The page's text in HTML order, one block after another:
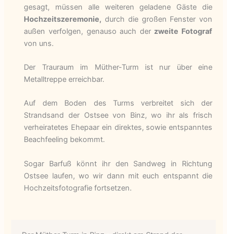
gesagt, müssen alle weiteren geladene Gäste die
Hochzeitszeremonie, durch die großen Fenster von
außen verfolgen, genauso auch der zweite Fotograf
von uns.
Der Trauraum im Müther-Turm ist nur über eine
Metalltreppe erreichbar.
Auf dem Boden des Turms verbreitet sich der
Strandsand der Ostsee von Binz, wo ihr als frisch
verheiratetes Ehepaar ein direktes, sowie entspanntes
Beachfeeling bekommt.
Sogar Barfuß könnt ihr den Sandweg in Richtung
Ostsee laufen, wo wir dann mit euch entspannt die
Hochzeitsfotografie fortsetzen.